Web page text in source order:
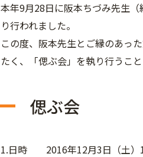
本年9月28日に阪本ちづみ先生
り行われました。
この度、阪本先生とご縁のあっ
たく、「偲ぶ会」を執り行うこと
偲ぶ会
1.日時 2016年12月3日（土）